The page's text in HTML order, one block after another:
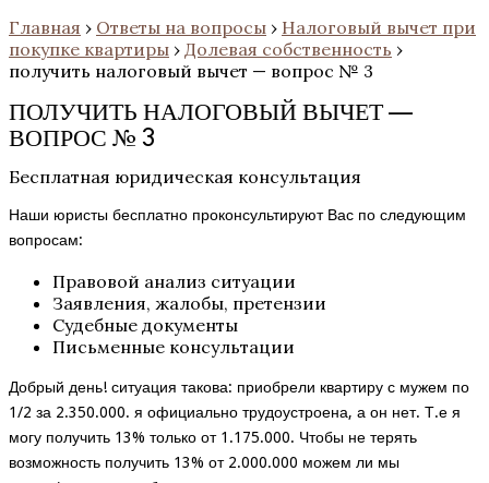
Главная › Ответы на вопросы › Налоговый вычет при
покупке квартиры › Долевая собственность ›
получить налоговый вычет — вопрос № 3
ПОЛУЧИТЬ НАЛОГОВЫЙ ВЫЧЕТ —
ВОПРОС № 3
Бесплатная юридическая консультация
Наши юристы бесплатно проконсультируют Вас по следующим
вопросам:
Правовой анализ ситуации
Заявления, жалобы, претензии
Судебные документы
Письменные консультации
Добрый день! ситуация такова: приобрели квартиру с мужем по
1/2 за 2.350.000. я официально трудоустроена, а он нет. Т.е я
могу получить 13% только от 1.175.000. Чтобы не терять
возможность получить 13% от 2.000.000 можем ли мы